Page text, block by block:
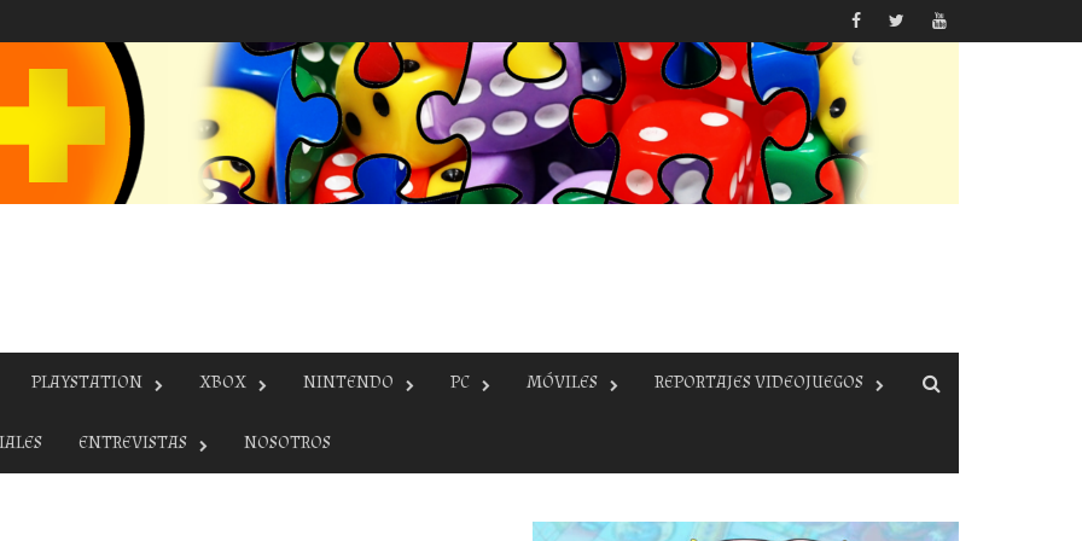
PLAYSTATION XBOX NINTENDO PC MÓVILES REPORTAJES VIDEOJUEGOS
ENTREVISTAS NOSOTROS